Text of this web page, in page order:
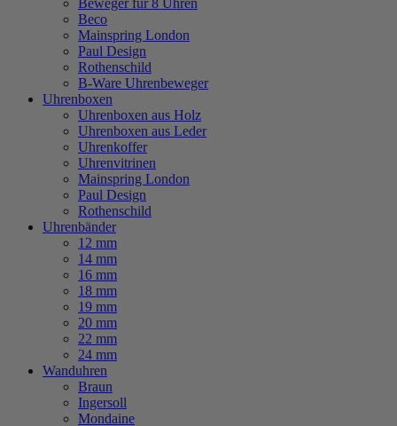
Beweger für 8 Uhren
Beco
Mainspring London
Paul Design
Rothenschild
B-Ware Uhrenbeweger
Uhrenboxen
Uhrenboxen aus Holz
Uhrenboxen aus Leder
Uhrenkoffer
Uhrenvitrinen
Mainspring London
Paul Design
Rothenschild
Uhrenbänder
12 mm
14 mm
16 mm
18 mm
19 mm
20 mm
22 mm
24 mm
Wanduhren
Braun
Ingersoll
Mondaine